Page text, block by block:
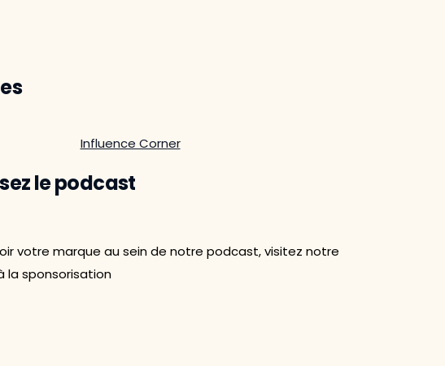
Influence Corner
le podcast
votre marque au sein de notre podcast, visitez notre
la sponsorisation